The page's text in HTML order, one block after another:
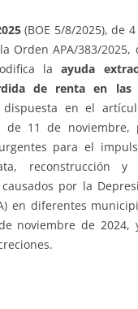
(BOE 5/8/2025), de
Orden APA/383/
laayuda
de renta en las
dispuesta en el
de 11 de
para el
reconstrucción y
por la
en diferentes
noviembre de 2024,